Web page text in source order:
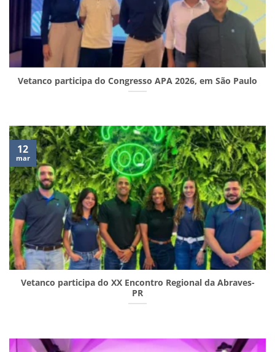
Vetanco participa do Congresso APA 2026, em São Paulo
Vetanco participa do XX Encontro Regional da Abraves-
PR
12
mar